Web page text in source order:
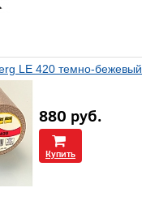
LE 420 темно-бежевый
880 руб.
Купить